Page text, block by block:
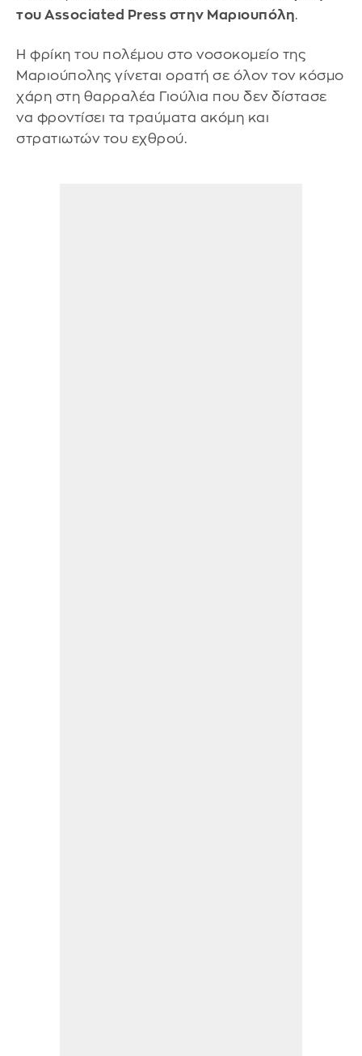
του Associated Press στην Μαριουπόλη.
Η φρίκη του πολέμου στο νοσοκομείο της
Μαριούπολης γίνεται ορατή σε όλον τον κόσμο
χάρη στη θαρραλέα Γιούλια που δεν δίστασε
να φροντίσει τα τραύματα ακόμη και
στρατιωτών του εχθρού.